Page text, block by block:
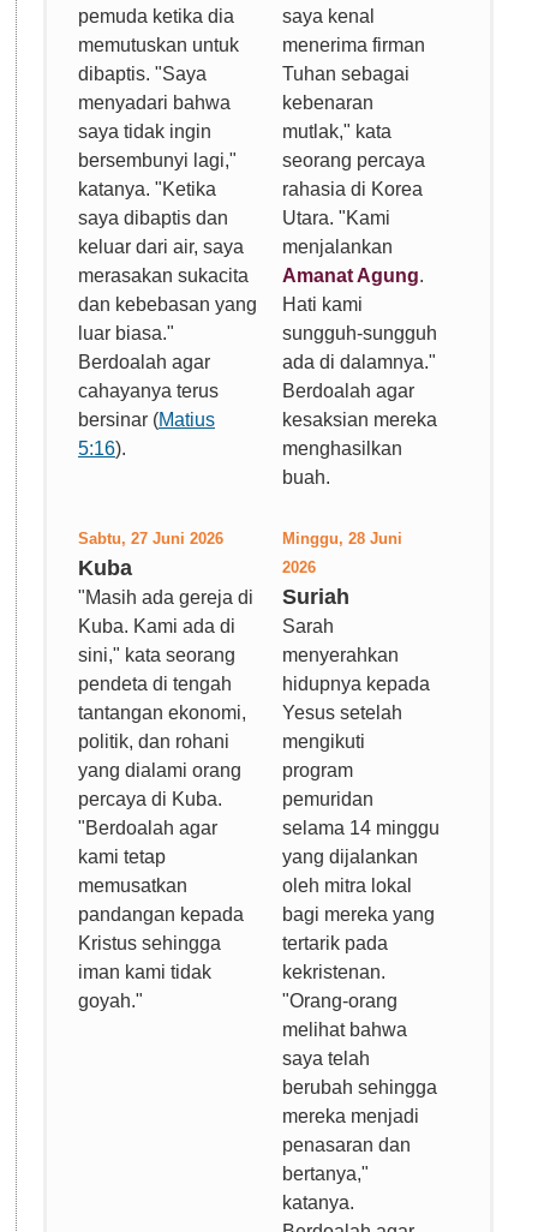
pemuda ketika dia
memutuskan untuk
dibaptis. "Saya
menyadari bahwa
saya tidak ingin
bersembunyi lagi,"
katanya. "Ketika
saya dibaptis dan
keluar dari air, saya
merasakan sukacita
dan kebebasan yang
luar biasa."
Berdoalah agar
cahayanya terus
bersinar (Matius
5:16).
saya kenal
menerima firman
Tuhan sebagai
kebenaran
mutlak," kata
seorang percaya
rahasia di Korea
Utara. "Kami
menjalankan
Amanat Agung.
Hati kami
sungguh-sungguh
ada di dalamnya."
Berdoalah agar
kesaksian mereka
menghasilkan
buah.
Sabtu, 27 Juni 2026
Kuba
"Masih ada gereja di
Kuba. Kami ada di
sini," kata seorang
pendeta di tengah
tantangan ekonomi,
politik, dan rohani
yang dialami orang
percaya di Kuba.
"Berdoalah agar
kami tetap
memusatkan
pandangan kepada
Kristus sehingga
iman kami tidak
goyah."
Minggu, 28 Juni
2026
Suriah
Sarah
menyerahkan
hidupnya kepada
Yesus setelah
mengikuti
program
pemuridan
selama 14 minggu
yang dijalankan
oleh mitra lokal
bagi mereka yang
tertarik pada
kekristenan.
"Orang-orang
melihat bahwa
saya telah
berubah sehingga
mereka menjadi
penasaran dan
bertanya,"
katanya.